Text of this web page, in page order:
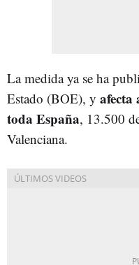
La medida ya se ha
Estado (BOE), y afecta
toda España, 13.500
Valenciana.